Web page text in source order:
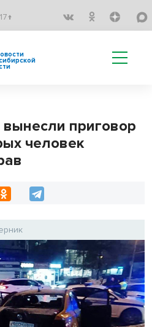
приговор
человек